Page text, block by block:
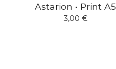
Astarion • Print A5
3,00 €